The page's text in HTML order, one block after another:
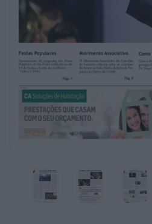
Populares de São Pedro
13 de Junho a bordo do
“Lisboa à Vista”.
O Movimento Associativo
de Sesimbra reflectiu sobre
do futuro no Salão Nobre
Quinta do Conde.
Com a chegada do Verão,
proteger do sol, com os
Dr. Jorge Neves.
quadrados com a resolução
dos complexos processos.